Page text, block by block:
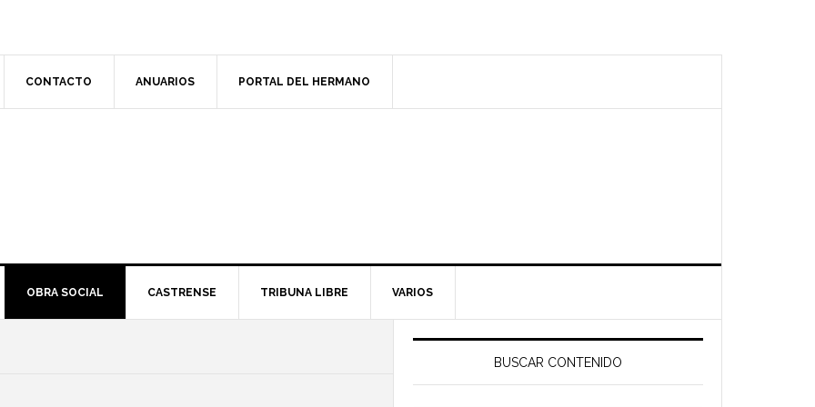
CONTACTO ANUARIOS PORTAL DEL HERMANO
OBRA SOCIAL CASTRENSE TRIBUNA LIBRE VARIOS
Barra
principal
BUSCAR CONTENIDO